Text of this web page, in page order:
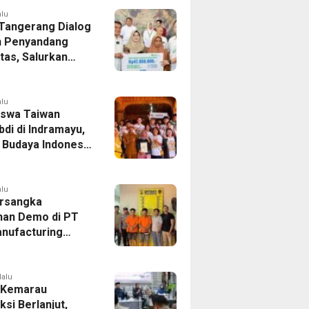
Denpasar
Dialog
Penyandang
Salurkan
dan Tampung
Taiwan
di Indramayu,
Indonesia
Pekerja
Demo di PT
Ditahan, Polda
Pengelolaan
Berlanjut,